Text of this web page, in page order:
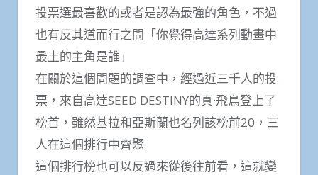
投票選最喜歡的或者是認為最強的角色，不過
也有反其道而行之問「你覺得高達系列動畫中
最土的主角是誰」
在關於這個問題的調查中，經過近三千人的投
票，來自高達SEED DESTINY的真·飛鳥登上了
榜首，雖然基拉和亞斯蘭也名列該榜前20，三
人在這個排行中齊聚
這個排行榜也可以反過來從後往前看，這就變